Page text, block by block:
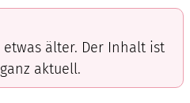
älter. Der Inhalt ist
aktuell.